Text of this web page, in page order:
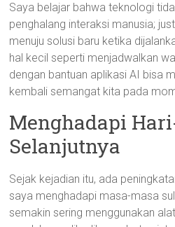
Saya belajar bahwa teknologi
penghalang interaksi manusia;
menuju solusi baru ketika
hal kecil seperti menjadwalkan
dengan bantuan aplikasi AI bisa
kembali semangat kita pada
Menghadapi
Selanjutnya
Sejak kejadian itu, ada
saya menghadapi masa-masa
semakin sering menggunakan